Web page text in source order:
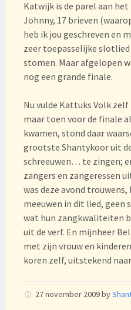
Katwijk is de parel aan
Johnny, 17 brieven
heb ik jou geschreven en
zeer toepasselijke
stomen. Maar afgelopen
nog een grande finale.
Nu vulde Kattuks Volk
maar toen voor de finale
kwamen, stond daar
grootste Shantykoor uit
schreeuwen… te zingen;
zangers en zangeressen
was deze avond
meeuwen in dit lied, geen
wat hun zangkwaliteiten
uit de verf. En mijnheer
met zijn vrouw en
koren zelf, uitstekend
27 november 2009by